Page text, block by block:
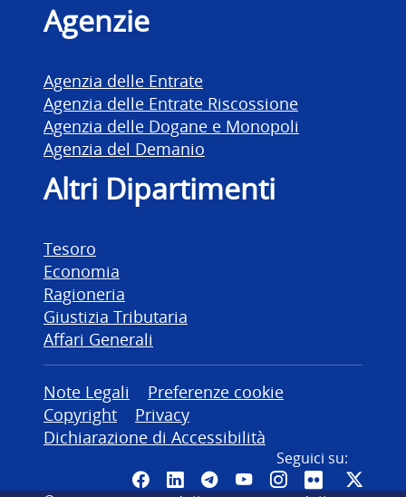
Agenzie
Agenzia delle Entrate
Agenzia delle Entrate Riscossione
Agenzia delle Dogane e Monopoli
Agenzia del Demanio
Altri Dipartimenti
Tesoro
Economia
Ragioneria
Giustizia Tributaria
Affari Generali
Altre informazioni
Note Legali
Preferenze cookie
Copyright
Privacy
Dichiarazione di Accessibilità
Seguici su:
Pagina Facebook del MEF -
Canale LinkedIn del MEF
Canale Telegram del
Canale YouTube del
CanaleCanale